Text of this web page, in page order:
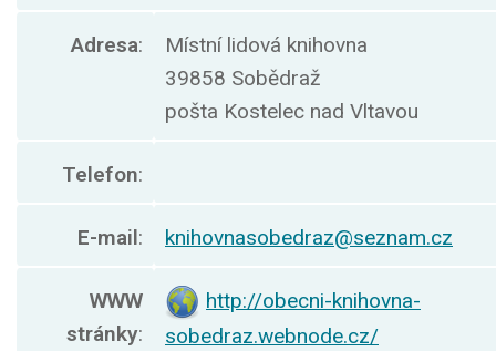
Adresa:
Místní lidová knihovna
39858 Sobědraž
pošta Kostelec nad Vltavou
Telefon:
E-mail: knihovnasobedraz@seznam.cz
WWW
stránky:
http://obecni-knihovna-
sobedraz.webnode.cz/